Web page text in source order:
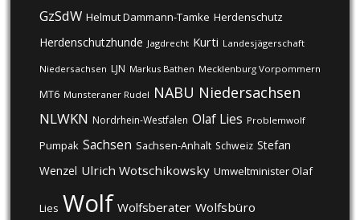
GzSdW Helmut Dammann-Tamke Herdenschutz
Herdenschutzhunde Jagdrecht Kurti Landesjägerschaft
Niedersachsen LJN Markus Bathen Mecklenburg Vorpommern
MT6 Munsteraner Rudel NABU Niedersachsen
NLWKN Nordrhein-Westfalen Olaf Lies Problemwolf
Pumpak Sachsen Sachsen-Anhalt Schweiz Stefan
Wenzel Ulrich Wotschikowsky Umweltminister Olaf
Lies Wolf Wolfsberater Wolfsbüro